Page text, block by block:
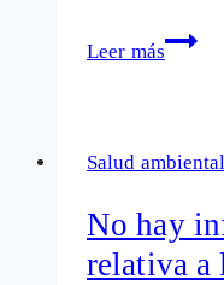
Leer más
La
y
las
Salud ambiental
No hay
relativa a